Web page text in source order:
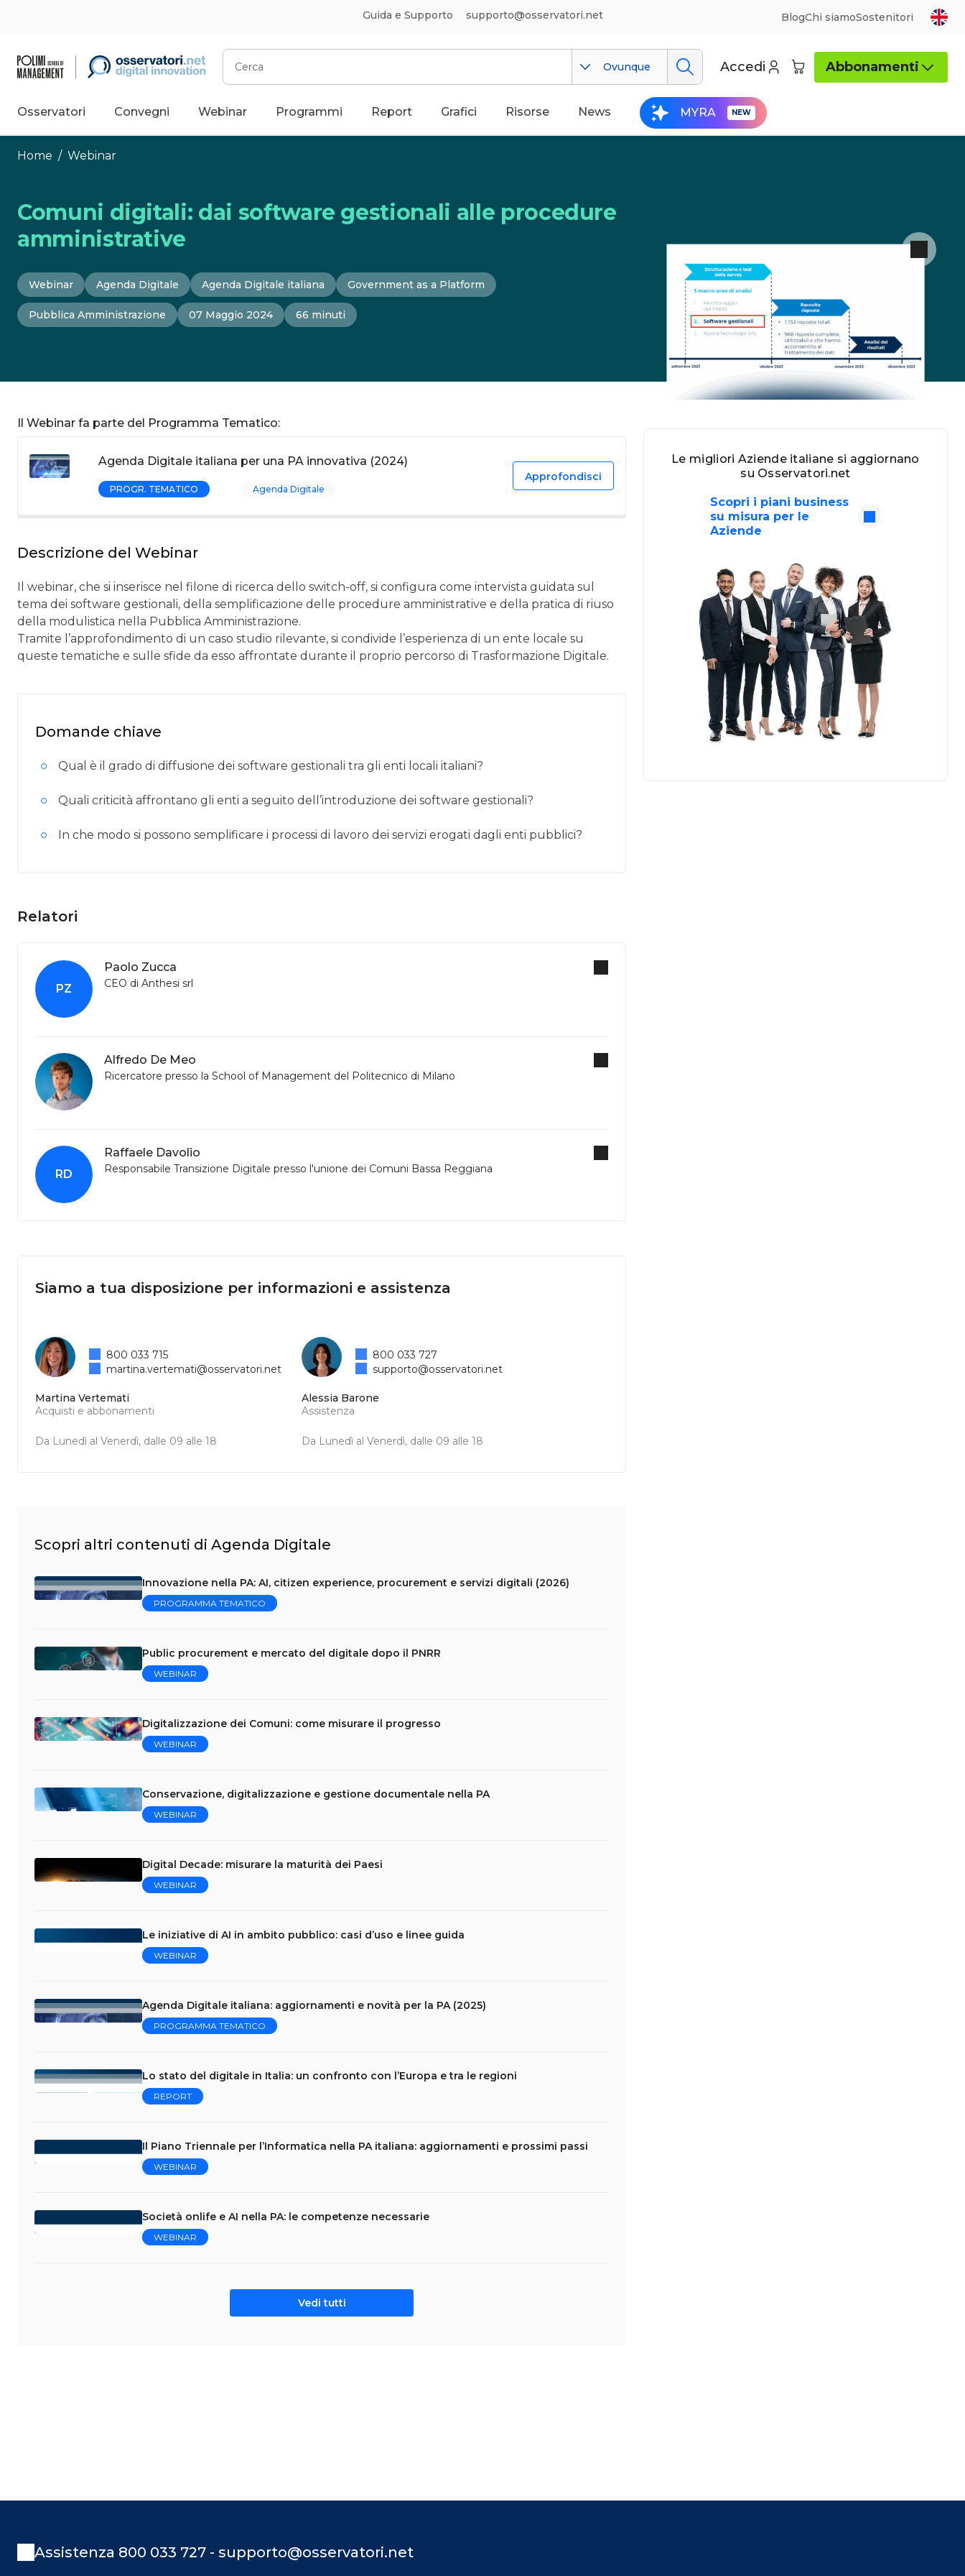
Guida e Supporto supporto@osservatori.net BlogChi siamoSostenitori
Cerca
Ovunque Accedi Abbonamenti
Osservatori Convegni Webinar Programmi Report Grafici Risorse News MYRA
Home / Webinar
Comuni digitali: dai software gestionali alle procedure
amministrative
Webinar Agenda Digitale Agenda Digitale italiana Government as a Platform
Pubblica Amministrazione 07 Maggio 2024 66 minuti
Il Webinar fa parte del Programma Tematico:
Agenda Digitale italiana per una PA innovativa (2024)
PROGR. TEMATICO Agenda Digitale
Approfondisci
Descrizione del Webinar
Il webinar, che si inserisce nel filone di ricerca dello switch-off, si configura come intervista guidata sul
tema dei software gestionali, della semplificazione delle procedure amministrative e della pratica di riuso
della modulistica nella Pubblica Amministrazione.
Tramite l’approfondimento di un caso studio rilevante, si condivide l’esperienza di un ente locale su
queste tematiche e sulle sfide da esso affrontate durante il proprio percorso di Trasformazione Digitale.
Domande chiave
Qual è il grado di diffusione dei software gestionali tra gli enti locali italiani?
Quali criticità affrontano gli enti a seguito dell’introduzione dei software gestionali?
In che modo si possono semplificare i processi di lavoro dei servizi erogati dagli enti pubblici?
Relatori
PZ
Paolo Zucca
CEO di Anthesi srl
Alfredo De Meo
Ricercatore presso la School of Management del Politecnico di Milano
RD
Raffaele Davolio
Responsabile Transizione Digitale presso l'unione dei Comuni Bassa Reggiana
Siamo a tua disposizione per informazioni e assistenza
Martina Vertemati
Acquisti e abbonamenti
Da Lunedì al Venerdì, dalle 09 alle 18
800 033 715
martina.vertemati@osservatori.net
Alessia Barone
Assistenza
Da Lunedì al Venerdì, dalle 09 alle 18
800 033 727
supporto@osservatori.net
Scopri altri contenuti di Agenda Digitale
Innovazione nella PA: AI, citizen experience, procurement e servizi digitali (2026)
PROGRAMMA TEMATICO
Public procurement e mercato del digitale dopo il PNRR
WEBINAR
Digitalizzazione dei Comuni: come misurare il progresso
WEBINAR
Conservazione, digitalizzazione e gestione documentale nella PA
WEBINAR
Digital Decade: misurare la maturità dei Paesi
WEBINAR
Le iniziative di AI in ambito pubblico: casi d’uso e linee guida
WEBINAR
Agenda Digitale italiana: aggiornamenti e novità per la PA (2025)
PROGRAMMA TEMATICO
Lo stato del digitale in Italia: un confronto con l’Europa e tra le regioni
REPORT
Il Piano Triennale per l’Informatica nella PA italiana: aggiornamenti e prossimi passi
WEBINAR
Società onlife e AI nella PA: le competenze necessarie
WEBINAR
Vedi tutti
Le migliori Aziende italiane si aggiornano
su Osservatori.net
Scopri i piani business
su misura per le
Aziende
Assistenza 800 033 727 - supporto@osservatori.net